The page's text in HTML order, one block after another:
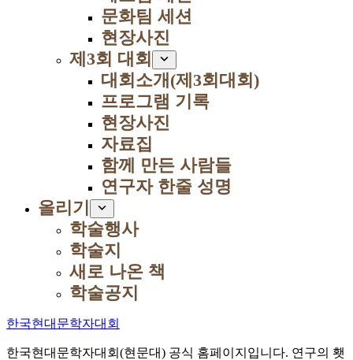
문화팀 세션
현장사진
제3회 대회
대회소개(제3회대회)
프로그램 기록
현장사진
자료집
함께 만든 사람들
연구자 한줄 성명
올리기
학술행사
학술지
새로 나온 책
학술공지
한국현대문학자대회
한국현대문학자대회(현문대) 공식 홈페이지입니다. 연구의 횃